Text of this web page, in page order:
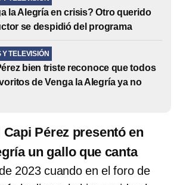
la Alegría en crisis? Otro querido
se despidió del programa
Y TELEVISIÓN
bien triste reconoce que todos
de Venga la Alegría ya no
Capi Pérez presentó en
un gallo que canta
2023 cuando en el foro de